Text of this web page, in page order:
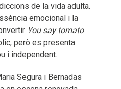
de la vida adulta.
emocional i la
You say tomato
però es presenta
i independent.
Segura i Bernadas